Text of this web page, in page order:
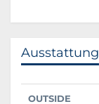
Ausstattung
OUTSIDE